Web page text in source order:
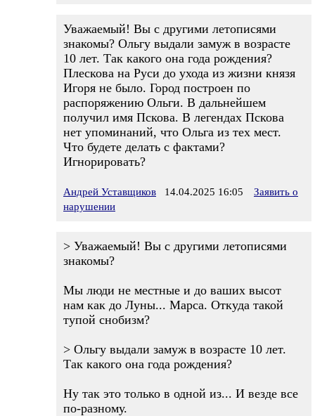
Уважаемый! Вы с другими летописями
знакомы? Ольгу выдали замуж в возрасте
10 лет. Так какого она года рождения?
Плескова на Руси до ухода из жизни князя
Игоря не было. Город построен по
распоряжению Ольги. В дальнейшем
получил имя Пскова. В легендах Пскова
нет упоминаний, что Ольга из тех мест.
Что будете делать с фактами?
Игнорировать?
Андрей Уставщиков 14.04.2025 16:05
Заявить о
нарушении
> Уважаемый! Вы с другими летописями
знакомы?
Мы люди не местные и до ваших высот
нам как до Луны... Марса. Откуда такой
тупой снобизм?
> Ольгу выдали замуж в возрасте 10 лет.
Так какого она года рождения?
Ну так это только в одной из... И везде все
по-разному.